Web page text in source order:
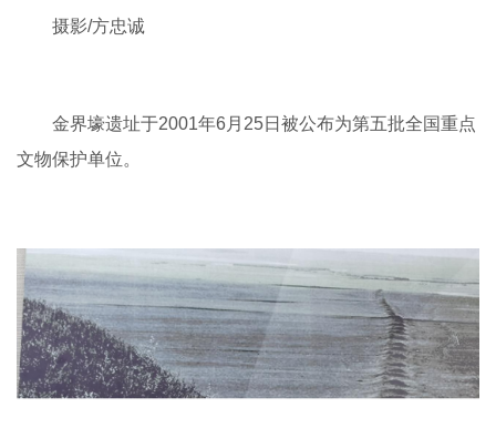
摄影/方忠诚
金界壕遗址于2001年6月25日被公布为第五批全国重点
文物保护单位。